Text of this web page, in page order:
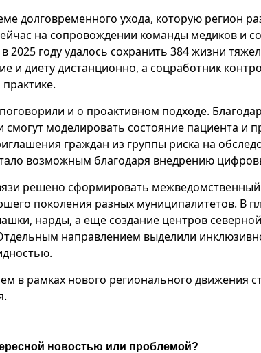
долговременного ухода, которую регион
на сопровождении команды медиков и
2025 году удалось сохранить 384 жизни
и диету дистанционно, а соцработник
и о проактивном подходе.
моделировать состояние пациента и
граждан из группы риска на
возможным благодаря внедрению
решено сформировать межведомственный
поколения разных муниципалитетов. В
нарды, а еще создание центров
направлением выделили
в рамках нового регионального движения
новостью или проблемой?